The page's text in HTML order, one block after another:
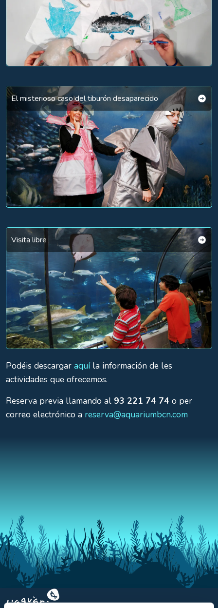
El misterioso caso del tiburón desaparecido
Visita libre
Podéis descargar aquí la información de les
actividades que ofrecemos.
Reserva previa llamando al 93 221 74 74 o per
correo electrónico a reserva@aquariumbcn.com
Aquarium BCN